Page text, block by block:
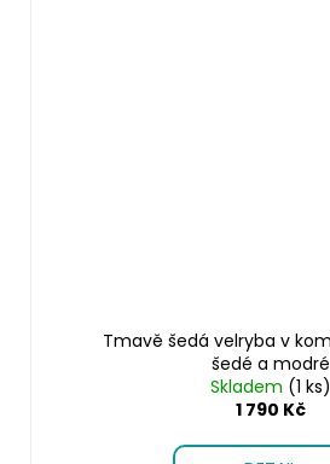
Tmavě šedá velryba v
šedé a modré
Skladem (1 ks)
1 790 Kč